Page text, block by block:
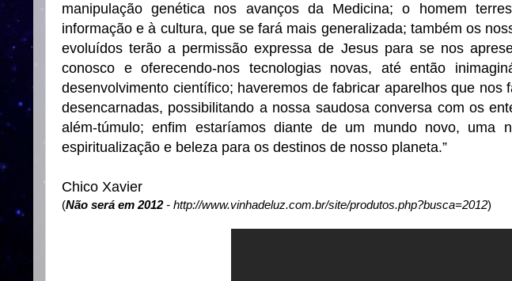
manipulação genética nos avanços da Medicina; o homem
informação e à cultura, que se fará mais generalizada; também os
evoluídos terão a permissão expressa de Jesus para se nos
conosco e oferecendo-nos tecnologias novas, até então
desenvolvimento científico; haveremos de fabricar aparelhos que nos
desencarnadas, possibilitando a nossa saudosa conversa com os
além-túmulo; enfim estaríamos diante de um mundo novo, uma
espiritualização e beleza para os destinos de nosso planeta.”
Chico Xavier
(Não será em 2012- http://www.vinhadeluz.com.br/site/produtos.php?busca=2012)